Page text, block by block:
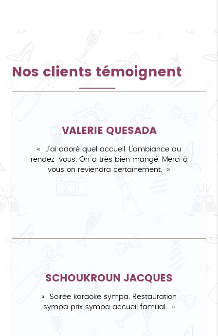
Nos clients témoignent
VALERIE QUESADA
J'ai adoré quel accueil. L'ambiance au
rendez-vous. On a très bien mangé. Merci à
vous on reviendra certainement.
SCHOUKROUN JACQUES
Soirée karaoke sympa. Restauration
sympa prix sympa accueil familial.